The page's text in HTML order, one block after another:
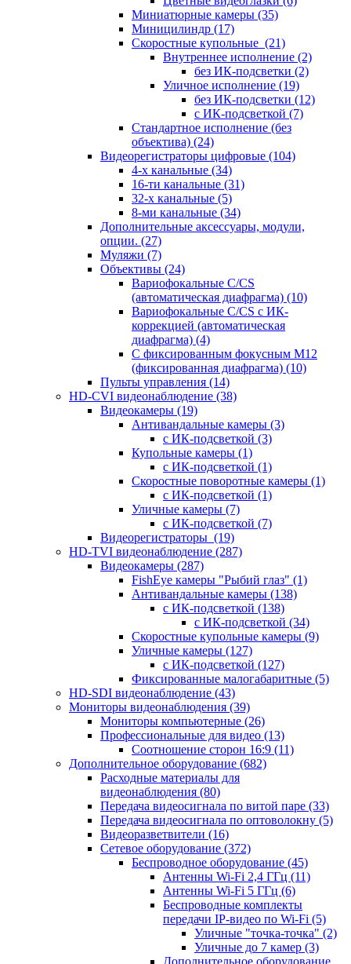
Миниатюрные камеры (35)
Миницилиндр (17)
Скоростные купольные (21)
Внутреннее исполнение (2)
без ИК-подсветки (2)
Уличное исполнение (19)
без ИК-подсветки (12)
с ИК-подсветкой (7)
Стандартное исполнение (без
объектива) (24)
Видеорегистраторы цифровые (104)
4-х канальные (34)
16-ти канальные (31)
32-х канальные (5)
8-ми канальные (34)
Дополнительные аксессуары, модули,
опции. (27)
Муляжи (7)
Объективы (24)
Вариофокальные C/CS
(автоматическая диафрагма) (10)
Вариофокальные C/CS с ИК-
коррекцией (автоматическая
диафрагма) (4)
С фиксированным фокусным М12
(фиксированная диафрагма) (10)
Пульты управления (14)
HD-CVI видеонаблюдение (38)
Видеокамеры (19)
Антивандальные камеры (3)
с ИК-подсветкой (3)
Купольные камеры (1)
с ИК-подсветкой (1)
Скоростные поворотные камеры (1)
с ИК-подсветкой (1)
Уличные камеры (7)
с ИК-подсветкой (7)
Видеорегистраторы (19)
HD-TVI видеонаблюдение (287)
Видеокамеры (287)
FishEye камеры "Рыбий глаз" (1)
Антивандальные камеры (138)
с ИК-подсветкой (138)
с ИК-подсветкой (34)
Скоростные купольные камеры (9)
Уличные камеры (127)
с ИК-подсветкой (127)
Фиксированные малогабаритные (5)
HD-SDI видеонаблюдение (43)
Мониторы видеонаблюдения (39)
Мониторы компьютерные (26)
Профессиональные для видео (13)
Соотношение сторон 16:9 (11)
Дополнительное оборудование (682)
Расходные материалы для
видеонаблюдения (80)
Передача видеосигнала по витой паре (33)
Передача видеосигнала по оптоволокну (5)
Видеоразветвители (16)
Сетевое оборудование (372)
Беспроводное оборудование (45)
Антенны Wi-Fi 2,4 ГГц (11)
Антенны Wi-Fi 5 ГГц (6)
Беспроводные комплекты
передачи IP-видео по Wi-Fi (5)
Уличные "точка-точка" (2)
Уличные до 7 камер (3)
Дополнительное оборудование